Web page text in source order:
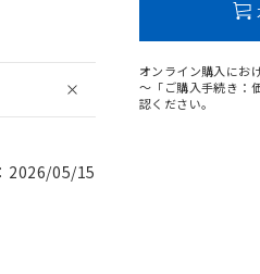
2026/05/15
オンライン購入にお
～「ご購入手続き：
認ください。